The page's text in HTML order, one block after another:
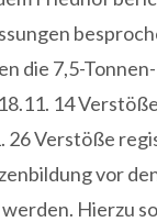
die 7,5-
14
26 Verstöße
vor
Hierzu